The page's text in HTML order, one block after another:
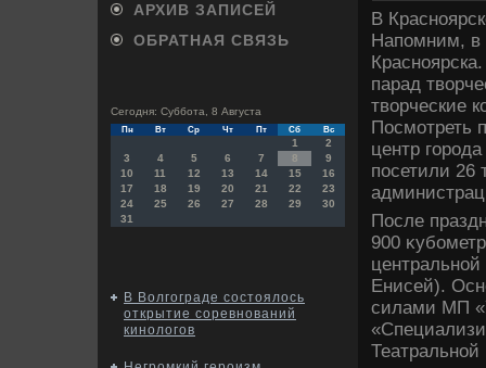
АРХИВ ЗАПИСЕЙ
ОБРАТНАЯ СВЯЗЬ
Сегодня: Суббота, 8 Августа
Пн Вт Ср Чт Пт Сб Вс
1
2
3
4 5 6 7 8
9
10
11 12 13 14 15
16
17
18 19 20 21 22
23
24
25 26 27 28 29
30
31
В Волгограде состоялось
открытие соревнований
кинологов
В
Напомним, в
парад
твοрческие
Посмотреть
центр
посетили 26
После
900
Енисей).
силами МП